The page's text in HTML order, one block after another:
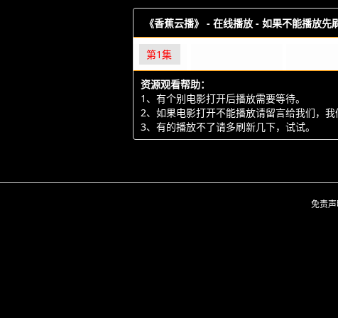
《香蕉云播》 - 在线播放 - 如果不能播放先
第1集
资源观看帮助：
1、有个别电影打开后播放需要等待。
2、如果电影打开不能播放请留言给我们，我
3、有的播放不了请多刷新几下，试试。
免责